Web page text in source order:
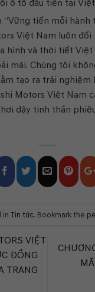
ô tô đầu tiên tại
“Vững tiến mỗi hành
Việt Nam luôn đổi
hình và thời tiết Việt
mái. Chúng tôi
tạo ra trải nghiệm
Motors Việt Nam
dậy tinh thần
in Tin tức. Bookmark the
VIỆT
ĐỒNG
TRANG